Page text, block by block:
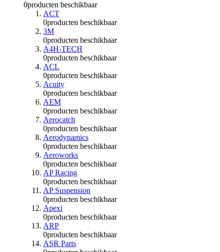
0producten beschikbaar
ACT
0producten beschikbaar
3M
0producten beschikbaar
A4H-TECH
0producten beschikbaar
ACL
0producten beschikbaar
Acuity
0producten beschikbaar
AEM
0producten beschikbaar
Aerocatch
0producten beschikbaar
Aerodynamics
0producten beschikbaar
Aeroworks
0producten beschikbaar
AP Racing
0producten beschikbaar
AP Suspension
0producten beschikbaar
Apexi
0producten beschikbaar
ARP
0producten beschikbaar
ASR Parts